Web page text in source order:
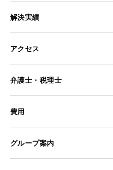
解決実績
アクセス
弁護士・税理士
費用
グループ案内